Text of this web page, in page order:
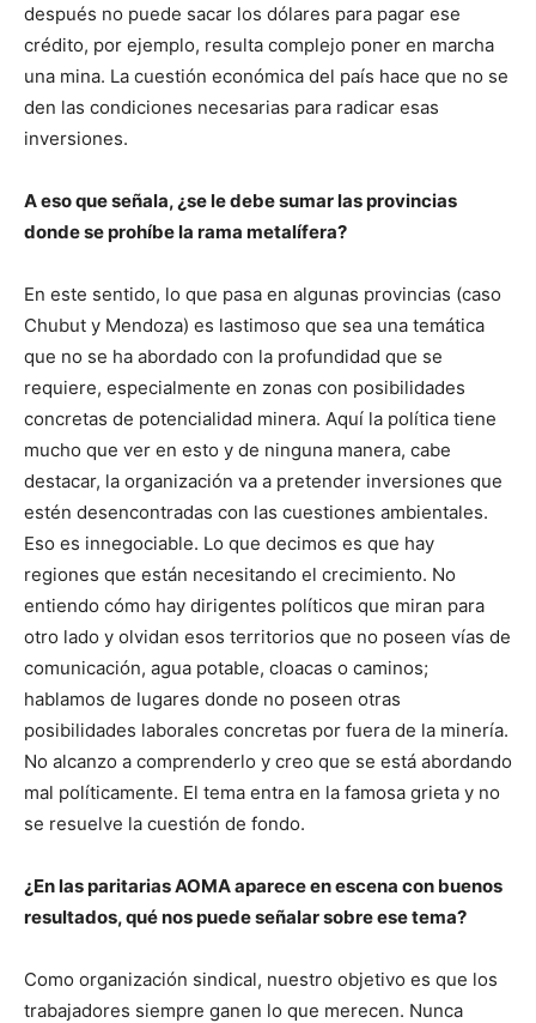
después no puede sacar los dólares para pagar ese
crédito, por ejemplo, resulta complejo poner en marcha
una mina. La cuestión económica del país hace que no se
den las condiciones necesarias para radicar esas
inversiones.
A eso que señala, ¿se le debe sumar las provincias
donde se prohíbe la rama metalífera?
En este sentido, lo que pasa en algunas provincias (caso
Chubut y Mendoza) es lastimoso que sea una temática
que no se ha abordado con la profundidad que se
requiere, especialmente en zonas con posibilidades
concretas de potencialidad minera. Aquí la política tiene
mucho que ver en esto y de ninguna manera, cabe
destacar, la organización va a pretender inversiones que
estén desencontradas con las cuestiones ambientales.
Eso es innegociable. Lo que decimos es que hay
regiones que están necesitando el crecimiento. No
entiendo cómo hay dirigentes políticos que miran para
otro lado y olvidan esos territorios que no poseen vías de
comunicación, agua potable, cloacas o caminos;
hablamos de lugares donde no poseen otras
posibilidades laborales concretas por fuera de la minería.
No alcanzo a comprenderlo y creo que se está abordando
mal políticamente. El tema entra en la famosa grieta y no
se resuelve la cuestión de fondo.
¿En las paritarias AOMA aparece en escena con buenos
resultados, qué nos puede señalar sobre ese tema?
Como organización sindical, nuestro objetivo es que los
trabajadores siempre ganen lo que merecen. Nunca